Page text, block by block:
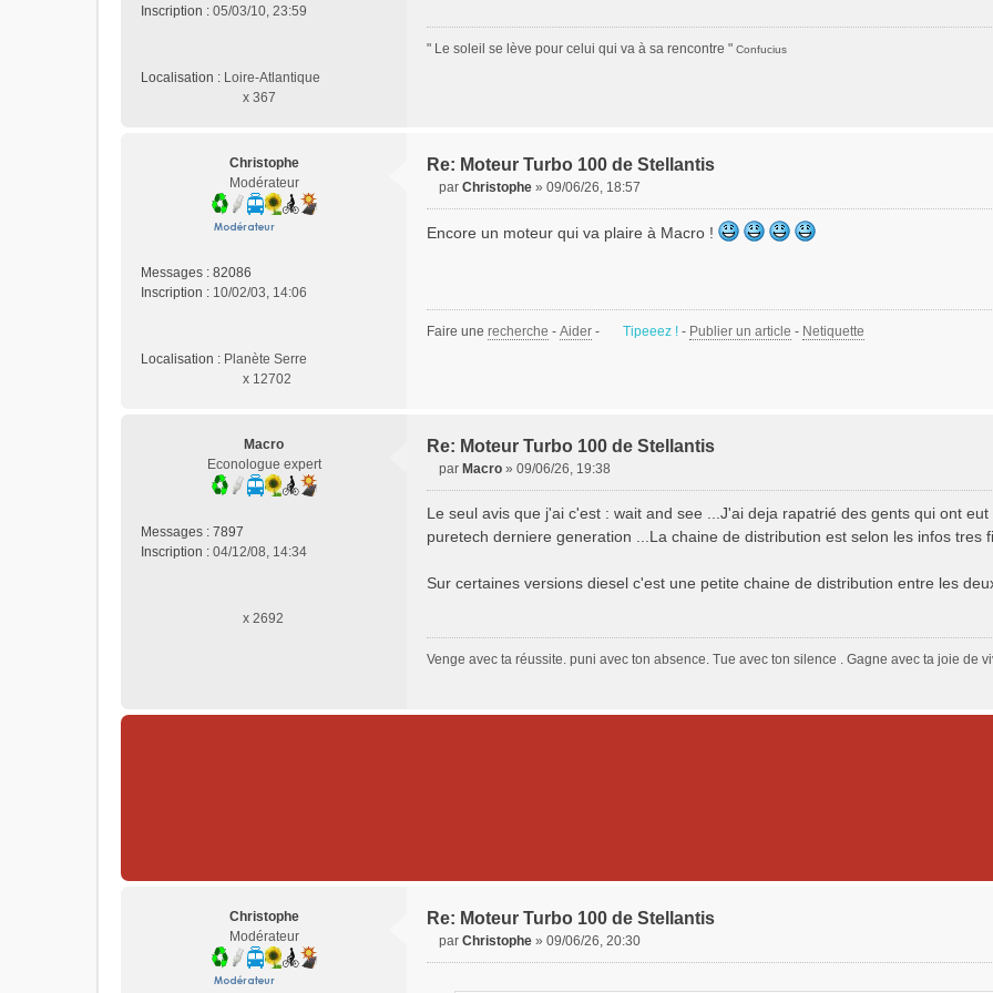
Inscription : 05/03/10, 23:59
Localisation : Loire-Atlantique
x 367
" Le soleil se lève pour celui qui va à sa rencontre " Confucius
Christophe
Modérateur
Messages : 82086
Inscription : 10/02/03, 14:06
Localisation : Planète Serre
x 12702
Re: Moteur Turbo 100 de Stellantis
s
par Christophe » 09/06/26, 18:57
Encore un moteur qui va plaire à Macro !
Faire une recherche - Aider - Tipeeez ! - Publier un article - Netiquette
Macro
Econologue expert
Messages : 7897
Inscription : 04/12/08, 14:34
x 2692
Re: Moteur Turbo 100 de Stellantis
s
s
g
o
n
par Macro » 09/06/26, 19:38
Le seul avis que j'ai c'est : wait and see ...J'ai deja rapatrié des gents qui ont
puretech derniere generation ...La chaine de distribution est selon les infos tres
Sur certaines versions diesel c'est une petite chaine de distribution entre les
Venge avec ta réussite. puni avec ton absence. Tue avec ton silence . Gagne avec ta joie de
Christophe
Modérateur
Re: Moteur Turbo 100 de Stellantis
par Christophe » 09/06/26, 20:30